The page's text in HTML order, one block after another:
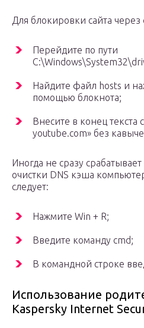
Для блокировки сайта
Перейдите по пути
Найдите файл hosts и
помощью блокнота;
Внесите в конец текста
youtube.com» без
Иногда не сразу
очистки DNS кэша
следует:
Нажмите Win + R;
Введите команду cmd;
В командной строке
Использование
Kaspersky Internet